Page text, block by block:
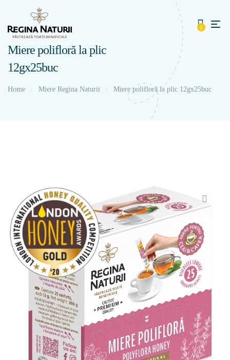
0
Miere polifloră la plic
12gх25buc
Home Miere Regina Naturii Miere polifloră la plic 12gх25buc